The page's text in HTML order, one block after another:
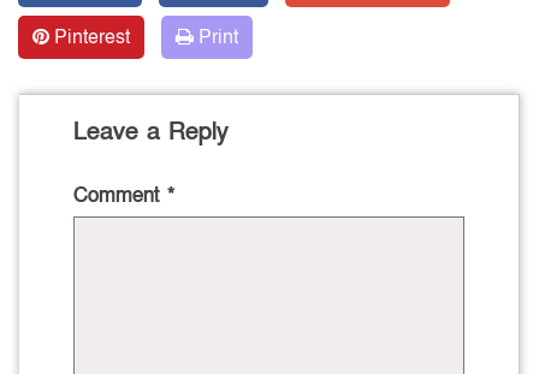
Pinterest
Print
Leave a Reply
Comment *